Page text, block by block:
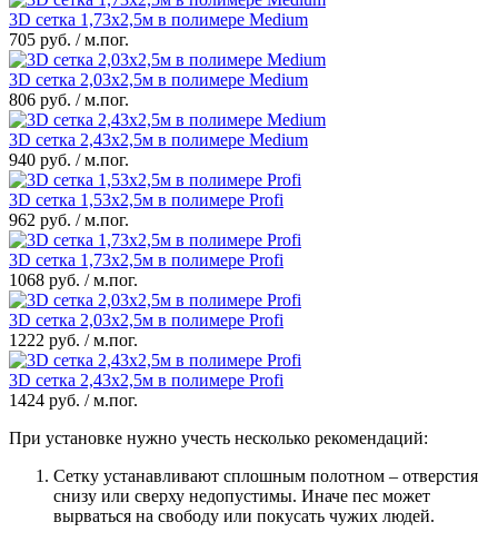
3D сетка 1,73x2,5м в полимере Medium
705 руб. / м.пог.
3D сетка 2,03x2,5м в полимере Medium
806 руб. / м.пог.
3D сетка 2,43x2,5м в полимере Medium
940 руб. / м.пог.
3D сетка 1,53x2,5м в полимере Profi
962 руб. / м.пог.
3D сетка 1,73x2,5м в полимере Profi
1068 руб. / м.пог.
3D сетка 2,03x2,5м в полимере Profi
1222 руб. / м.пог.
3D сетка 2,43x2,5м в полимере Profi
1424 руб. / м.пог.
При установке нужно учесть несколько рекомендаций:
Сетку устанавливают сплошным полотном – отверстия
снизу или сверху недопустимы. Иначе пес может
вырваться на свободу или покусать чужих людей.